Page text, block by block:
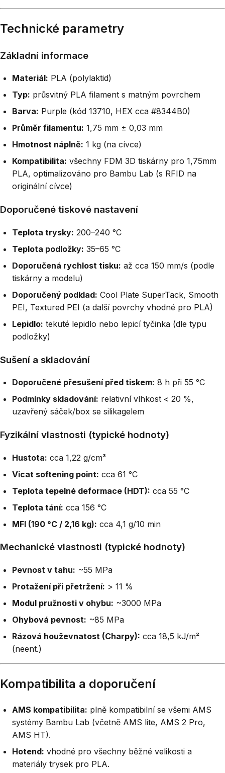
Technické parametry
Základní informace
Materiál: PLA (polylaktid)
Typ: průsvitný PLA filament s matným povrchem
Barva: Purple (kód 13710, HEX cca #8344B0)
Průměr filamentu: 1,75 mm ± 0,03 mm
Hmotnost náplně: 1 kg (na cívce)
Kompatibilita: všechny FDM 3D tiskárny pro 1,75mm
PLA, optimalizováno pro Bambu Lab (s RFID na
originální cívce)
Doporučené tiskové nastavení
Teplota trysky: 200–240 °C
Teplota podložky: 35–65 °C
Doporučená rychlost tisku: až cca 150 mm/s (podle
tiskárny a modelu)
Doporučený podklad: Cool Plate SuperTack, Smooth
PEI, Textured PEI (a další povrchy vhodné pro PLA)
Lepidlo: tekuté lepidlo nebo lepicí tyčinka (dle typu
podložky)
Sušení a skladování
Doporučené přesušení před tiskem: 8 h při 55 °C
Podmínky skladování: relativní vlhkost < 20 %,
uzavřený sáček/box se silikagelem
Fyzikální vlastnosti (typické hodnoty)
Hustota: cca 1,22 g/cm³
Vicat softening point: cca 61 °C
Teplota tepelné deformace (HDT): cca 55 °C
Teplota tání: cca 156 °C
MFI (190 °C / 2,16 kg): cca 4,1 g/10 min
Mechanické vlastnosti (typické hodnoty)
Pevnost v tahu: ~55 MPa
Protažení při přetržení: > 11 %
Modul pružnosti v ohybu: ~3000 MPa
Ohybová pevnost: ~85 MPa
Rázová houževnatost (Charpy): cca 18,5 kJ/m²
(neent.)
Kompatibilita a doporučení
AMS kompatibilita: plně kompatibilní se všemi AMS
systémy Bambu Lab (včetně AMS lite, AMS 2 Pro,
AMS HT).
Hotend: vhodné pro všechny běžné velikosti a
materiály trysek pro PLA.